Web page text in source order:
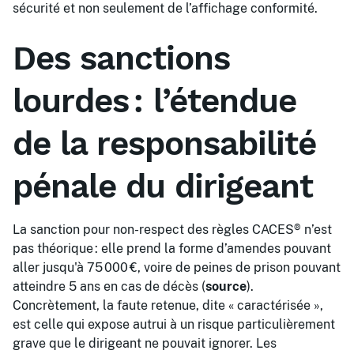
sécurité et non seulement de l’affichage conformité.
Des sanctions
lourdes : l’étendue
de la responsabilité
pénale du dirigeant
La sanction pour non-respect des règles CACES® n’est
pas théorique : elle prend la forme d’amendes pouvant
aller jusqu'à 75 000 €, voire de peines de prison pouvant
atteindre 5 ans en cas de décès (source).
Concrètement, la faute retenue, dite « caractérisée »,
est celle qui expose autrui à un risque particulièrement
grave que le dirigeant ne pouvait ignorer. Les